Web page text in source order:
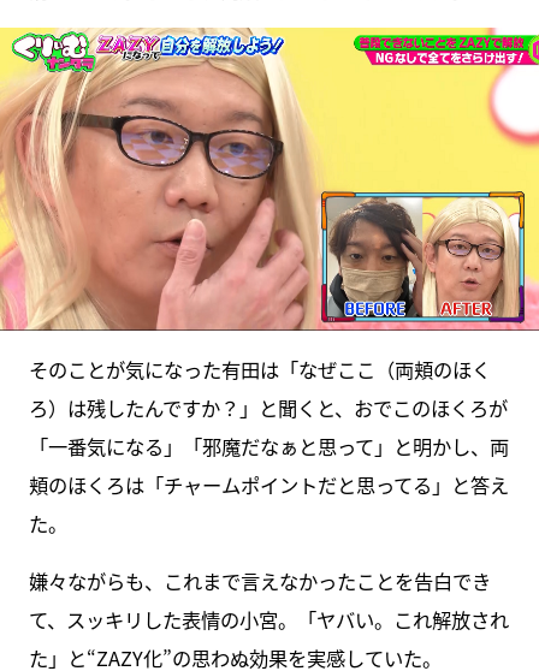
そのことが気になった有田は「なぜここ（両頬のほく
ろ）は残したんですか？」と聞くと、おでこのほくろが
「一番気になる」「邪魔だなぁと思って」と明かし、両
頬のほくろは「チャームポイントだと思ってる」と答え
た。
嫌々ながらも、これまで言えなかったことを告白でき
て、スッキリした表情の小宮。「ヤバい。これ解放され
た」と“ZAZY化”の思わぬ効果を実感していた。